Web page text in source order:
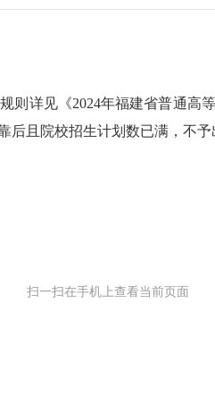
则详见《2024年福建省普通高
且院校招生计划数已满，不予
扫一扫在手机上查看当前页面